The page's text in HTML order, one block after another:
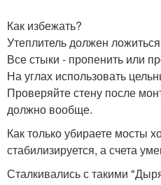
Как избежать?
Утеплитель должен
Все стыки - пропенить или
На углах использовать
Проверяйте стену после
должно вообще.
Как только убираете мосты
стабилизируется, а счета
Сталкивались с такими